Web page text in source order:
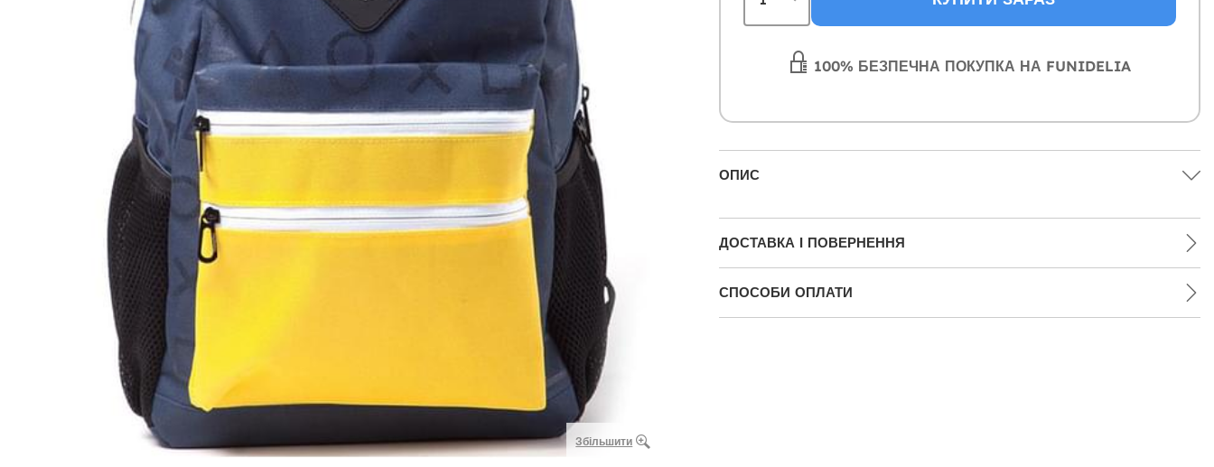
Збільшити
100% БЕЗПЕЧНА ПОКУПКА НА FUNIDELIA
ОПИС
ДОСТАВКА І ПОВЕРНЕННЯ
СПОСОБИ ОПЛАТИ